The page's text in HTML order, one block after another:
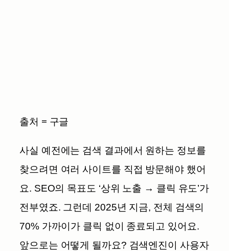
출처 = 구글
사실 예전에는 검색 결과에서 원하는 정보를
찾으려면 여러 사이트를 직접 방문해야 했어
요. SEO의 목표도 ‘상위 노출 → 클릭 유도’가
전부였죠. 그런데 2025년 지금, 전체 검색의
70% 가까이가 클릭 없이 종료되고 있어요.
앞으로는 어떻게 될까요? 검색엔진이 사용자